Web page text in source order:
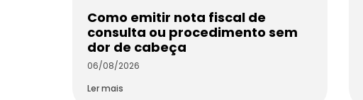
Como emitir nota fiscal de
consulta ou procedimento sem
dor de cabeça
06/08/2026
Ler mais